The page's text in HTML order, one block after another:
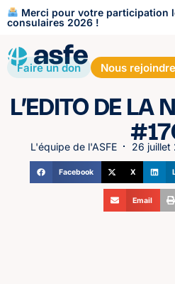
Merci pour votre participation
consulaires 2026 !
Faire un don Nous rejoindre
L’EDITO DE LA
L'équipe de l'ASFE 26 juillet
Facebook X
Email